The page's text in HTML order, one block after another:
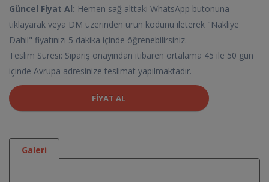
Güncel Fiyat Al: Hemen sağ alttaki WhatsApp butonuna
tıklayarak veya DM üzerinden ürün kodunu ileterek "Nakliye
Dahil" fiyatınızı 5 dakika içinde öğrenebilirsiniz.
Teslim Süresi: Sipariş onayından itibaren ortalama 45 ile 50 gün
içinde Avrupa adresinize teslimat yapılmaktadır.
FIYAT AL
Galeri